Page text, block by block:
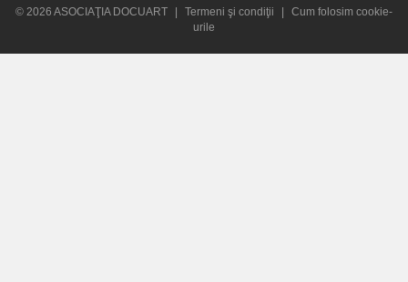
© 2026 ASOCIAŢIA DOCUART Termeni şi condiţii
Cum folosim cookie-
urile